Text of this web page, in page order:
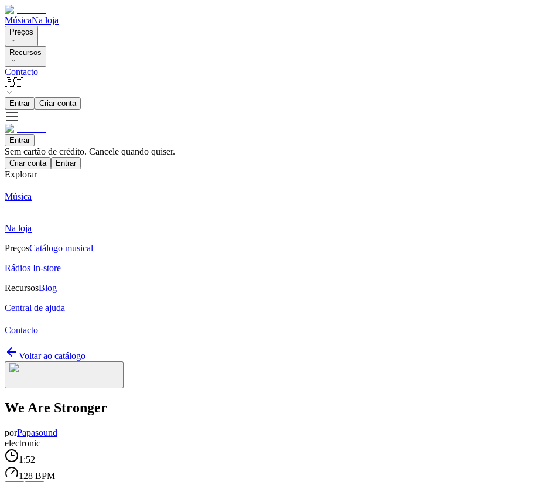
MúsicaNa loja
Preços
Recursos
Contacto
🇵🇹
Entrar Criar conta
Entrar
Sem cartão de crédito. Cancele quando quiser.
Criar conta Entrar
Explorar
Música
Na loja
PreçosCatálogo musical
Rádios In-store
RecursosBlog
Central de ajuda
Contacto
Voltar ao catálogo
We Are Stronger
porPapasound
electronic
1:52
128 BPM